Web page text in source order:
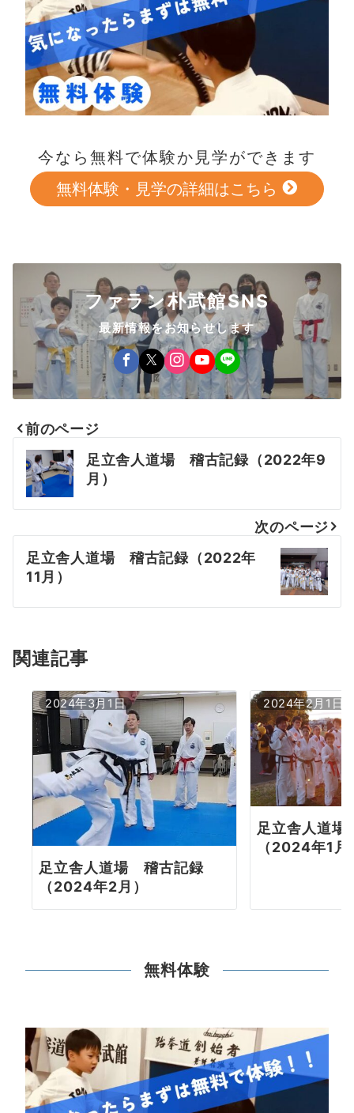
今なら無料で体験か見学ができます
無料体験・見学の詳細はこちら
ファラン朴武館SNS
最新情報をお知らせします
投
稿
ナ
ビ
ゲ
ョ
ン
前のページ
足立舎人道場 稽古記録（2022年9
月）
次のページ
足立舎人道場 稽古記録（2022年
11月）
関連記事
2024年3月1日
足立舎人道場 稽古記録
（2024年2月）
2024年2月1日
足立舎人道
（2024年1月
無料体験